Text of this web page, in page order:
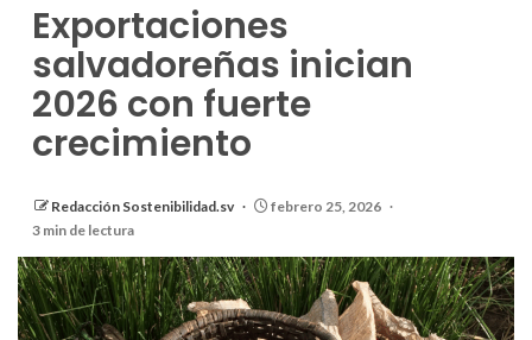
Exportaciones
salvadoreñas inician
2026 con fuerte
crecimiento
Redacción Sostenibilidad.sv
febrero 25, 2026
3 min de lectura